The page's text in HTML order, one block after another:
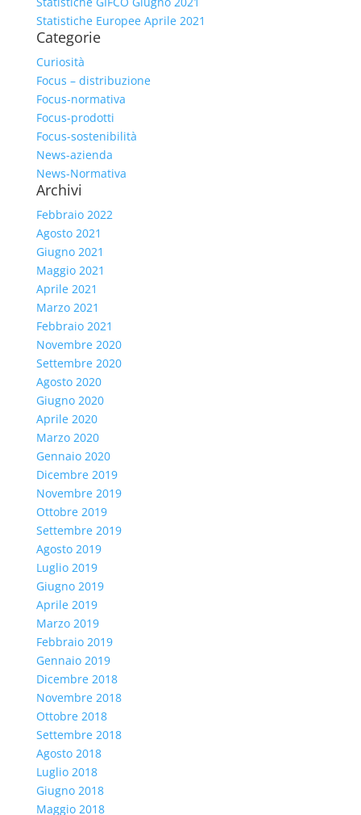
Statistiche Europee Aprile 2021
Categorie
Curiosità
Focus – distribuzione
Focus-normativa
Focus-prodotti
Focus-sostenibilità
News-azienda
News-Normativa
Archivi
Febbraio 2022
Agosto 2021
Giugno 2021
Maggio 2021
Aprile 2021
Marzo 2021
Febbraio 2021
Novembre 2020
Settembre 2020
Agosto 2020
Giugno 2020
Aprile 2020
Marzo 2020
Gennaio 2020
Dicembre 2019
Novembre 2019
Ottobre 2019
Settembre 2019
Agosto 2019
Luglio 2019
Giugno 2019
Aprile 2019
Marzo 2019
Febbraio 2019
Gennaio 2019
Dicembre 2018
Novembre 2018
Ottobre 2018
Settembre 2018
Agosto 2018
Luglio 2018
Giugno 2018
Maggio 2018